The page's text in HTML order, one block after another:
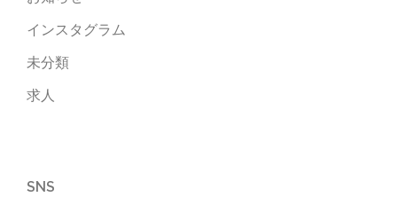
インスタグラム
未分類
求人
SNS